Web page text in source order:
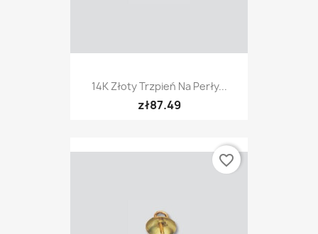
14K Złoty Trzpień Na Perły...
zł87.49
favorite_border